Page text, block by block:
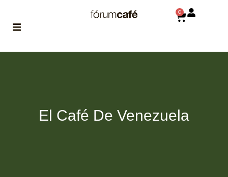
0
El Café De Venezuela